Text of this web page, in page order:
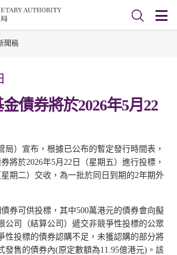
聞稿
債券將於2026年5月22
局）宣布，根據已公布的暫定發行時間表，
將於2026年5月22日（星期五）進行投標，
星期二）交收，為一批於同日到期的2年期外
券可供投標，其中500萬港元的債券會向擬
公司（結算公司）遞交非競爭性投標的公眾
性投標的債券認購不足，未獲認購的部分將
發售的債券內(原定數額為11.95億港元)。該